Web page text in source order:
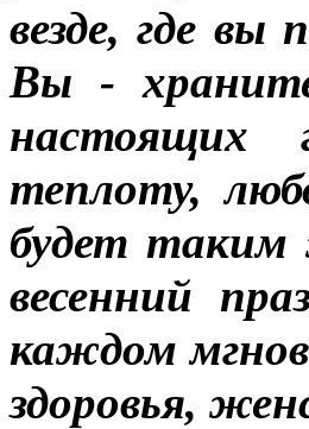
везде, где вы
Вы -
настоящих
теплоту,
будет таким
весенний
каждом
здоровья,